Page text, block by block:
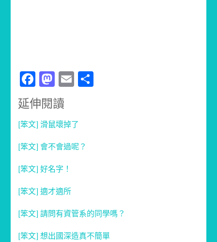
Facebook
Mastodon
Email
延伸閱讀
[笨文] 滑鼠壞掉了
[笨文] 會不會過呢？
[笨文] 好名字！
[笨文] 適才適所
[笨文] 請問有資管系的同學嗎？
[笨文] 想出國深造真不簡單